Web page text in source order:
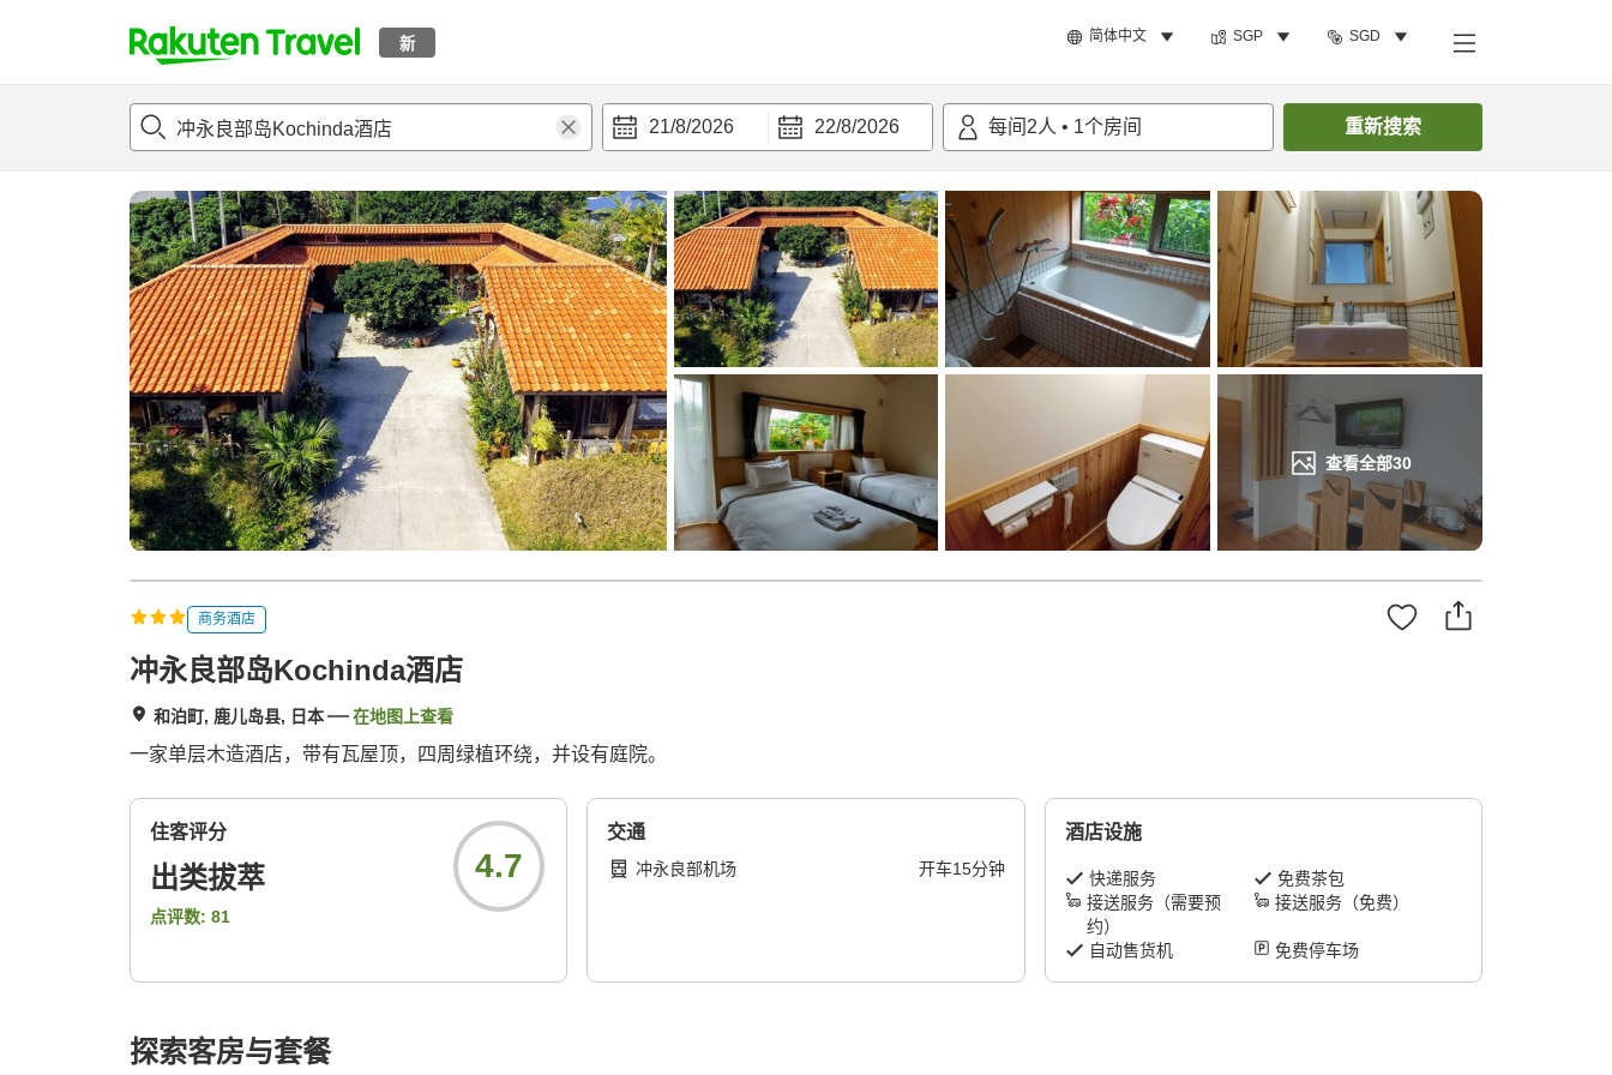
新 简体中文 SGP SGD
t
p
a
g
e
_
s
e
a
r
c
h
21/8/2026 22/8/2026 每间 2人 • 1个房间 重新搜索
查看全部30
概况 客房及住宿套餐评论 设施 搜索客房
商务酒店
冲永良部岛Kochinda酒店
和泊町, 鹿儿岛县, 日本 在地图上查看
一家单层木造酒店，带有瓦屋顶，四周绿植环绕，并设有庭院。
住客评分
出类拔萃
点评数: 81
4.7
交通
冲永良部机场 开车15分钟
酒店设施
快递服务
免费茶包
接送服务（需要预
约）
接送服务（免费）
自动售货机 免费停车场
探索客房与套餐